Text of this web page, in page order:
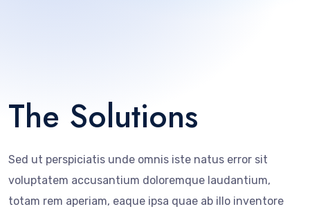
The Solutions
Sed ut perspiciatis unde omnis iste natus error sit
voluptatem accusantium doloremque laudantium,
totam rem aperiam, eaque ipsa quae ab illo inventore